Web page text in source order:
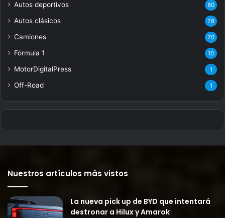
Autos deportivos 80
Autos clásicos 78
Camiones 70
Fórmula 1 10
MotorDigitalPress 1
Off-Road 1
Nuestros artículos más vistos
La nueva pick up de BYD que intentará
destronar a Hilux y Amarok